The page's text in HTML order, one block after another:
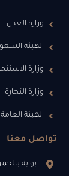
وزارة العدل
الهيئة
وزارة
وزارة التجارة
الهيئة
تواصل معنا
بوابة بالحمر